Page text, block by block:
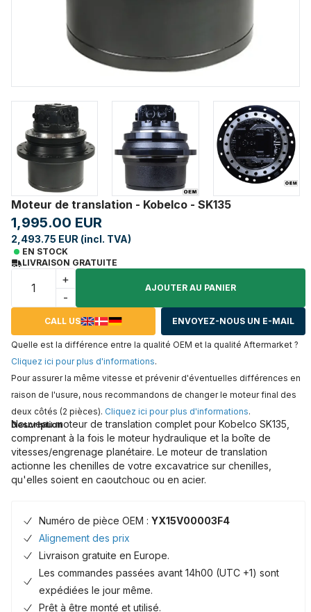
Moteur de translation - Kobelco - SK135
1,995.00 EUR
2,493.75 EUR (incl. TVA)
EN STOCK
LIVRAISON GRATUITE
+
-
AJOUTER AU PANIER
CALL US ENVOYEZ-NOUS UN E-MAIL
Quelle est la différence entre la qualité OEM et la qualité Aftermarket ?
Cliquez ici pour plus d'informations.
Pour assurer la même vitesse et prévenir d'éventuelles différences en
raison de l'usure, nous recommandons de changer le moteur final des
deux côtés (2 pièces). Cliquez ici pour plus d'informations.
Description
Nouveau moteur de translation complet pour Kobelco SK135,
comprenant à la fois le moteur hydraulique et la boîte de
vitesses/engrenage planétaire. Le moteur de translation
actionne les chenilles de votre excavatrice sur chenilles,
qu'elles soient en caoutchouc ou en acier.
Numéro de pièce OEM : YX15V00003F4
Alignement des prix
Livraison gratuite en Europe.
Les commandes passées avant 14h00 (UTC +1) sont
expédiées le jour même.
Prêt à être monté et utilisé.